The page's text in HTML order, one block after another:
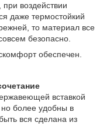
воздействии
даже термостойкий
то материал все
безопасно.
обеспечен.
вставкой
более удобны в
вся сделана из